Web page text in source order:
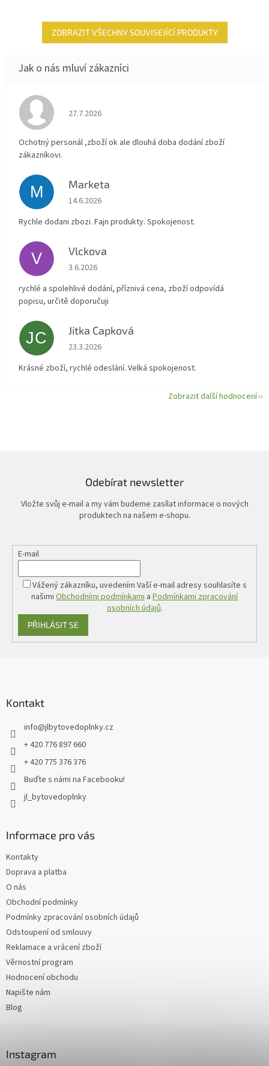
ZOBRAZIT VŠECHNY SOUVISEJÍCÍ PRODUKTY
Hodnocení obchodu je 4 z 5 hvězdiček.
27.7.2026
Ochotný personál ,zboží ok ale dlouhá doba dodání zboží
zákazníkovi.
M Marketa
Hodnocení obchodu je 5 z 5 hvězdiček.
14.6.2026
Rychle dodani zbozi. Fajn produkty. Spokojenost.
V Vlckova
Hodnocení obchodu je 5 z 5 hvězdiček.
3.6.2026
rychlé a spolehlivé dodání, příznivá cena, zboží odpovídá
popisu, určitě doporučuji
JC Jitka Capková
Hodnocení obchodu je 5 z 5 hvězdiček.
23.3.2026
Krásné zboží, rychlé odeslání. Velká spokojenost.
Zobrazit další hodnocení
Odebírat newsletter
Vložte svůj e-mail a my vám budeme zasílat informace o nových
produktech na našem e-shopu.
E-mail
Vážený zákazníku, uvedením Vaší e-mail adresy souhlasíte s
našimi Obchodními podmínkami a Podmínkami zpracování
osobních údajů.
PŘIHLÁSIT SE
Kontakt
info@jlbytovedoplnky.cz
+ 420 776 897 660
+ 420 775 376 376
Buďte s námi na Facebooku!
jl_bytovedoplnky
Informace pro vás
Kontakty
Doprava a platba
O nás
Obchodní podmínky
Podmínky zpracování osobních údajů
Odstoupení od smlouvy
Reklamace a vrácení zboží
Věrnostní program
Hodnocení obchodu
Napište nám
Blog
Instagram